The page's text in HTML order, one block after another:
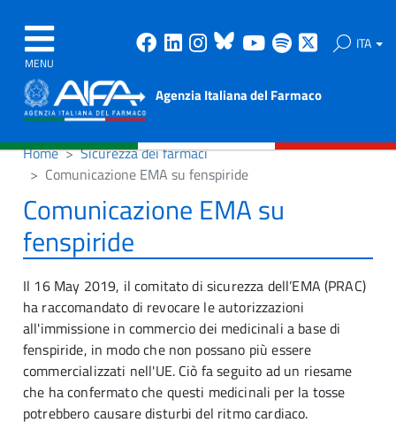
MENU
Facebook
Linkedin
Instagram
Bluesky
Youtube
Spotify ITA
Agenzia Italiana del Farmaco
Home
Sicurezza dei farmaci
Comunicazione EMA su fenspiride
Comunicazione EMA su
fenspiride
Il 16 May 2019, il comitato di sicurezza dell’EMA (PRAC)
ha raccomandato di revocare le autorizzazioni
all'immissione in commercio dei medicinali a base di
fenspiride, in modo che non possano più essere
commercializzati nell'UE. Ciò fa seguito ad un riesame
che ha confermato che questi medicinali per la tosse
potrebbero causare disturbi del ritmo cardiaco.